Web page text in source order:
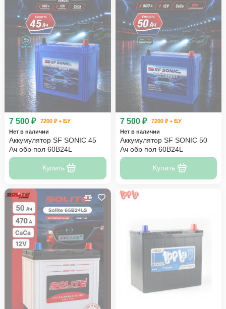
7 500 ₽
7200 ₽ + БУ
Нет в наличии
Аккумулятор SF SONIC 45
Ач обр пол 60B24L
Купить
7 500 ₽
7200 ₽ + БУ
Нет в наличии
Аккумулятор SF SONIC 50
Ач обр пол 60B24L
Купить